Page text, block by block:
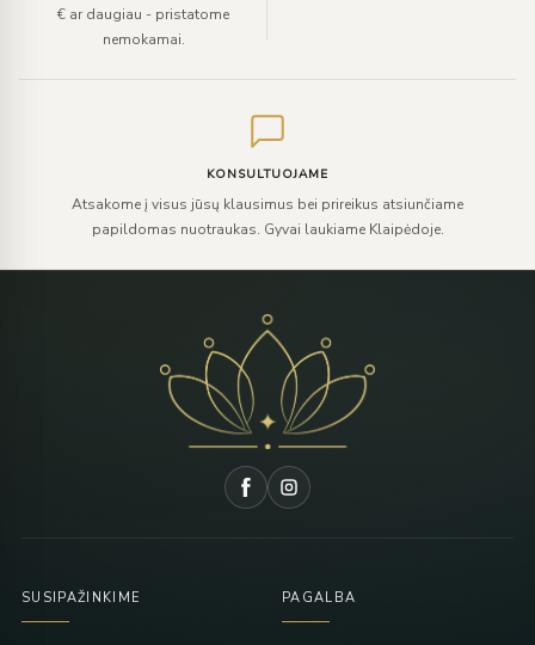
€ ar daugiau - pristatome
nemokamai.
KONSULTUOJAME
Atsakome į visus jūsų klausimus bei prireikus atsiunčiame
papildomas nuotraukas. Gyvai laukiame Klaipėdoje.
SUSIPAŽINKIME PAGALBA